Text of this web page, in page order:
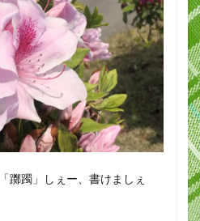
躑躅」しぇー、書けましぇ